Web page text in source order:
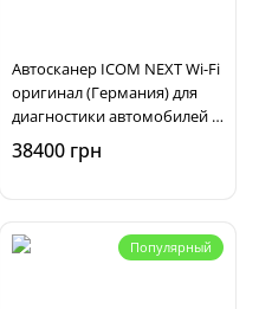
Автосканер ICOM NEXT Wi-Fi
оригинал (Германия) для
диагностики автомобилей и
мотоциклов BMW, MINI
38400 грн
Популярный